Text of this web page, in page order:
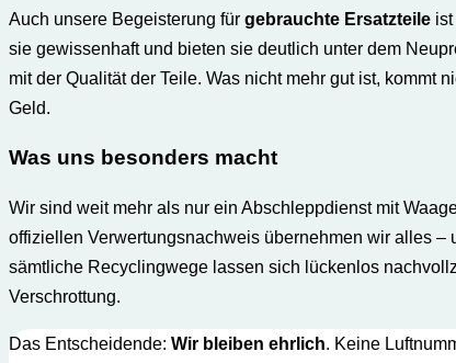
Auch unsere Begeisterung für gebrauchte Ersatzteile
sie gewissenhaft und bieten sie deutlich unter dem
mit der Qualität der Teile. Was nicht mehr gut ist, kommt
Geld.
Was uns besonders macht
Wir sind weit mehr als nur ein Abschleppdienst mit
offiziellen Verwertungs­nachweis übernehmen wir alles –
sämtliche Recyclingwege lassen sich lückenlos
Verschrottung.
Das Entscheidende: Wir bleiben ehrlich. Keine